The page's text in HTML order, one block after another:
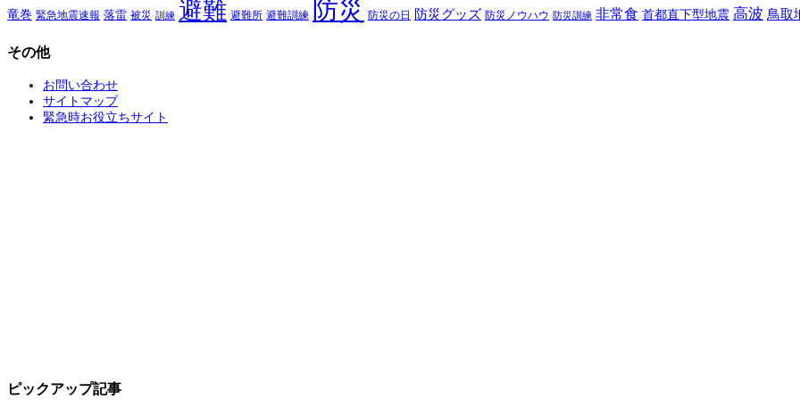
竜巻 緊急地震速報 落雷 被災 訓練 避難 避難所 避難訓練 防災 防災の日 防災グッズ 防災ノウハウ 防災訓練 非常食 首都直下型地震 高波 鳥取
その他
お問い合わせ
サイトマップ
緊急時お役立ちサイト
ピックアップ記事